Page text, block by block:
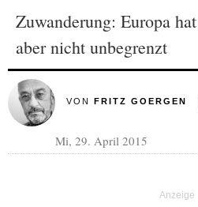
Zuwanderung: Europa
aber nicht unbegrenzt
VON FRITZ GOERGEN
Mi, 29. April 2015